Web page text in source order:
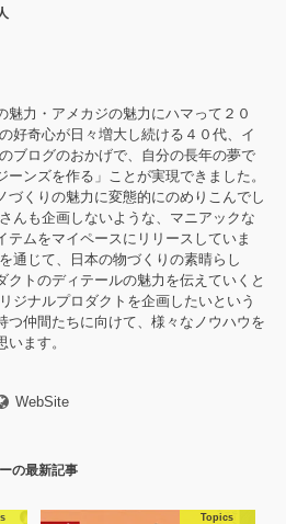
魅力・アメカジの魅力にハマって２０
好奇心が日々増大し続ける４０代、イ
ブログのおかげで、自分の長年の夢で
ーンズを作る」ことが実現できました。
づくりの魅力に変態的にのめりこんでし
んも企画しないような、マニアックな
テムをマイペースにリリースしていま
通じて、日本の物づくりの素晴らし
クトのディテールの魅力を伝えていくと
ジナルプロダクトを企画したいという
つ仲間たちに向けて、様々なノウハウを
います。
WebSite
の最新記事
Topics